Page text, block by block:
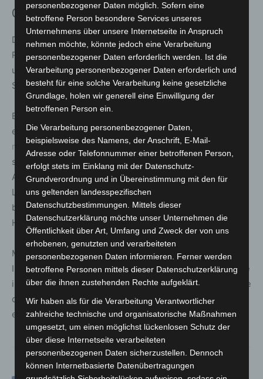
Ort, Einführung und Tickets
Die Aufführung findet im Theatersaal Langenhagen
Rathenaustraße 14, 30853 Langenhagen, statt. Bereits
um 19:30 Uhr wird eine kostenfreie Einführung in das
Stück angeboten.
Eintrittskarten kosten zwischen 12,50 und 32 Euro,
ermäßigt 7 Euro. Tickets sind online über
mein-theater.live
sowie in Hannover in den HAZ/NP-Ticketshops am
Aegidientorplatz 2, in der Georgstraße 35 und in der
Langen Laube 10 erhältlich. Weitere Verkaufsstellen
befinden sich in Burgdorf (Marktstraße 16) und
Hildesheim (Service-Center des tfn, Theaterstraße 6).
Mit der Aufführung knüpft das tfn an das anhaltende
Interesse an Leben und Werk Hildegard Knefs an. Gerade
im Jubiläumsjahr bietet das Musical die Gelegenheit, eine
der prägendsten Künstlerinnen Deutschlands neu zu
entdecken.
personenbezogener Daten möglich. Sofern eine
betroffene Person besondere Services unseres
Unternehmens über unsere Internetseite in Anspruch
nehmen möchte, könnte jedoch eine Verarbeitung
personenbezogener Daten erforderlich werden. Ist die
Verarbeitung personenbezogener Daten erforderlich und
besteht für eine solche Verarbeitung keine gesetzliche
Grundlage, holen wir generell eine Einwilligung der
betroffenen Person ein.
Die Verarbeitung personenbezogener Daten,
beispielsweise des Namens, der Anschrift, E-Mail-
Adresse oder Telefonnummer einer betroffenen Person,
erfolgt stets im Einklang mit der Datenschutz-
Grundverordnung und in Übereinstimmung mit den für
uns geltenden landesspezifischen
Datenschutzbestimmungen. Mittels dieser
Datenschutzerklärung möchte unser Unternehmen die
Öffentlichkeit über Art, Umfang und Zweck der von uns
erhobenen, genutzten und verarbeiteten
personenbezogenen Daten informieren. Ferner werden
betroffene Personen mittels dieser Datenschutzerklärung
über die ihnen zustehenden Rechte aufgeklärt.
Wir haben als für die Verarbeitung Verantwortlicher
zahlreiche technische und organisatorische Maßnahmen
umgesetzt, um einen möglichst lückenlosen Schutz der
über diese Internetseite verarbeiteten
personenbezogenen Daten sicherzustellen. Dennoch
können Internetbasierte Datenübertragungen